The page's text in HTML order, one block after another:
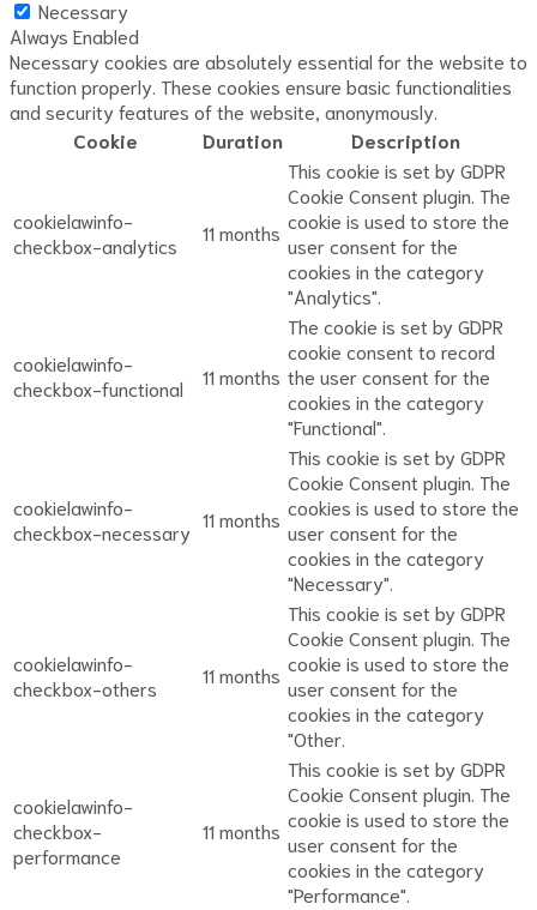
Necessary
Always Enabled
Necessary cookies are absolutely essential for the website to
function properly. These cookies ensure basic functionalities
and security features of the website, anonymously.
Cookie
Duration Description
cookielawinfo-
checkbox-analytics
11 months
This cookie is set by GDPR
Cookie Consent plugin. The
cookie is used to store the
user consent for the
cookies in the category
"Analytics".
cookielawinfo-
checkbox-functional
11 months
The cookie is set by GDPR
cookie consent to record
the user consent for the
cookies in the category
"Functional".
cookielawinfo-
checkbox-necessary
11 months
This cookie is set by GDPR
Cookie Consent plugin. The
cookies is used to store the
user consent for the
cookies in the category
"Necessary".
cookielawinfo-
checkbox-others
11 months
This cookie is set by GDPR
Cookie Consent plugin. The
cookie is used to store the
user consent for the
cookies in the category
"Other.
cookielawinfo-
checkbox-
performance
11 months
This cookie is set by GDPR
Cookie Consent plugin. The
cookie is used to store the
user consent for the
cookies in the category
"Performance".